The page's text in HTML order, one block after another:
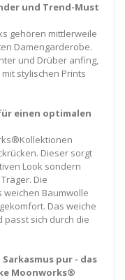
und Trend-Must
gehören mittlerweile
Damengarderobe.
und Drüber anfing,
stylischen Prints
einen optimalen
Dieser sorgt
Look sondern
Die
Baumwolle
Das weiche
passt sich durch die
pur - das
Moonworks®